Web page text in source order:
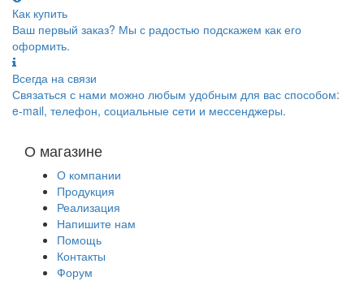
Как купить
Ваш первый заказ? Мы с радостью подскажем как его
оформить.
Всегда на связи
Связаться с нами можно любым удобным для вас способом:
e-mail, телефон, социальные сети и мессенджеры.
О магазине
О компании
Продукция
Реализация
Напишите нам
Помощь
Контакты
Форум